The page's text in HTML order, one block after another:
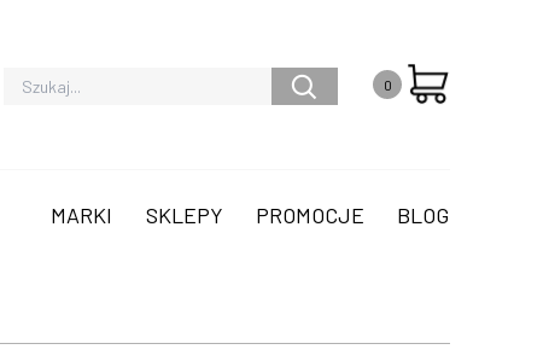
0
MARKI SKLEPY PROMOCJE BLOG